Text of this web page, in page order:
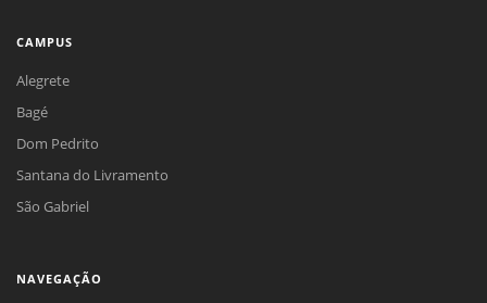
CAMPUS
Alegrete
Bagé
Dom Pedrito
Santana do Livramento
São Gabriel
NAVEGAÇÃO